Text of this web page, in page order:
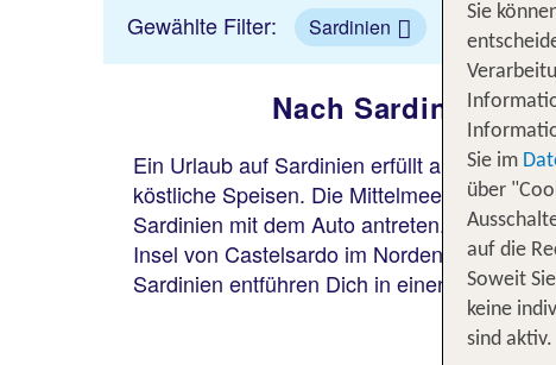
Gewählte Filter: Sardinien
Nach Sardinien in
Ein Urlaub auf Sardinien erfüllt alles:
köstliche Speisen. Die Mittelmeerinsel
Sardinien mit dem Auto antreten. Fähren
Insel von Castelsardo im Norden bis zur
Sardinien entführen Dich in einen Teil
Sie
Sie im
über
auf die
Soweit
keine
sind aktiv.